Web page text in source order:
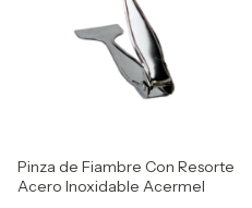
Pinza de Fiambre Con Resorte
Acero Inoxidable Acermel